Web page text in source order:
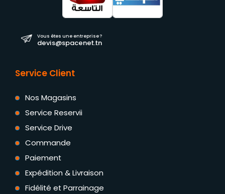
Vous êtes une entreprise ?
devis@spacenet.tn
Service Client
Nos Magasins
Service Reservii
Service Drive
Commande
Paiement
Expédition & Livraison
Fidélité et Parrainage